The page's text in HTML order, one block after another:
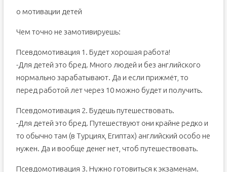
о мотивации детей
Чем точно не замотивируешь:
Псевдомотивация 1. Будет хорошая работа!
-Для детей это бред. Много людей и без английского
нормально зарабатывают. Да и если прижмёт, то
перед работой лет через 10 можно будет и получить.
Псевдомотивация 2. Будешь путешествовать.
-Для детей это бред. Путешествуют они крайне редко и
то обычно там (в Турциях, Египтах) английский особо не
нужен. Да и вообще денег нет, чтоб путешествовать.
Псевдомотивация 3. Нужно готовиться к экзаменам.